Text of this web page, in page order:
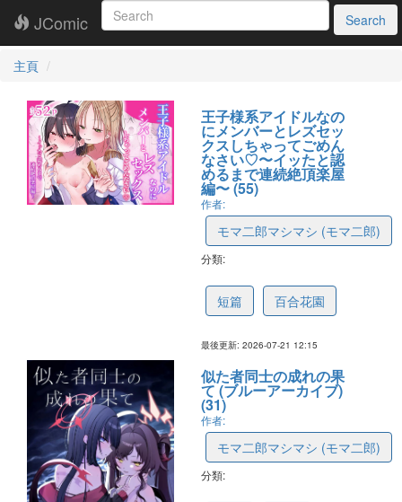
JComic Search
主頁
王子様系アイドルなの
にメンバーとレズセッ
クスしちゃってごめん
なさい♡〜イッたと認
めるまで連続絶頂楽屋
編〜 (55)
作者:
モマ二郎マシマシ (モマ二郎)
分類:
短篇 百合花園
最後更新: 2026-07-21 12:15
似た者同士の成れの果
て (ブルーアーカイブ)
(31)
作者:
モマ二郎マシマシ (モマ二郎)
分類: